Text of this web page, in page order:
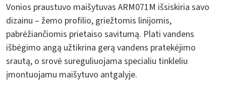
Vonios praustuvo maišytuvas ARM071M išsiskiria savo
dizainu – žemo profilio, griežtomis linijomis,
pabrėžiančiomis prietaiso savitumą. Plati vandens
išbėgimo angą užtikrina gerą vandens pratekėjimo
srautą, o srovė sureguliuojama specialiu tinkleliu
įmontuojamu maišytuvo antgalyje.